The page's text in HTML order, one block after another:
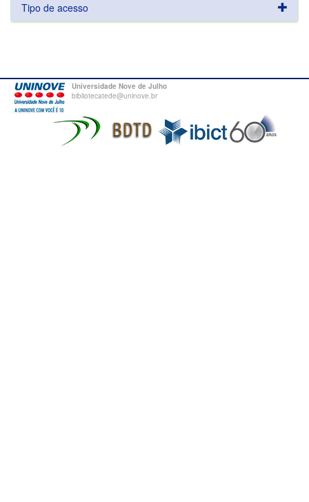
Tipo de acesso
Universidade Nove de Julho
bibliotecatede@uninove.br